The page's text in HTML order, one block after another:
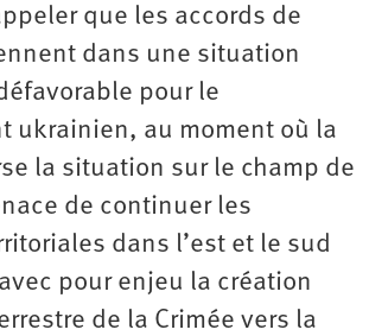
que les accords de
dans une situation
pour le
ukrainien, au moment où la
la situation sur le champ de
de continuer les
dans l’est et le sud
pour enjeu la création
de la Crimée vers la